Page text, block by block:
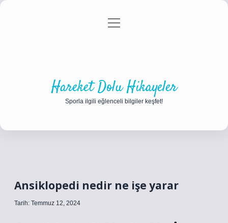
Gizlilik Politikası
menüyü
Hareket Dolu Hikayeler
Sporla ilgili eğlenceli bilgiler keşfet!
Ansiklopedi nedir ne işe yarar
Tarih: Temmuz 12, 2024